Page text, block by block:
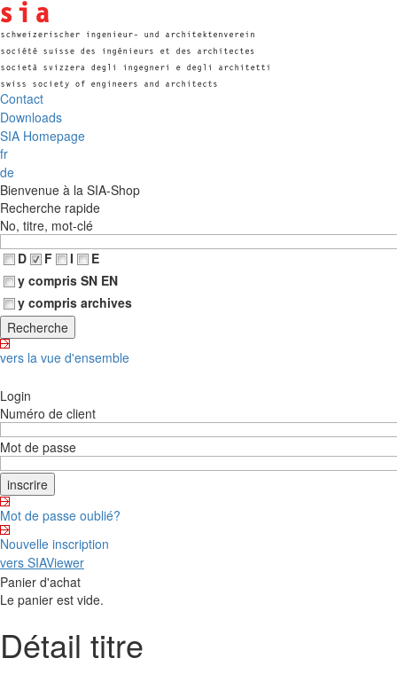
Contact
Downloads
SIA Homepage
fr
de
Bienvenue à la SIA-Shop
Recherche rapide
No, titre, mot-clé
D
F I
E
y compris SN EN
y compris archives
vers la vue d'ensemble
Login
Numéro de client
Mot de passe
Mot de passe oublié?
Nouvelle inscription
vers SIAViewer
Panier d'achat
Le panier est vide.
Détail titre